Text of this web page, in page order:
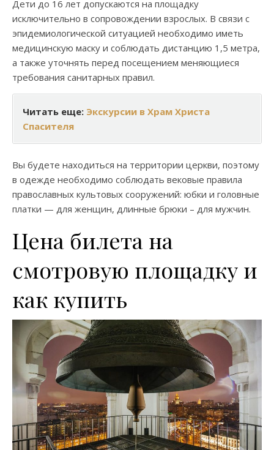
Дети до 16 лет допускаются на площадку
исключительно в сопровождении взрослых. В связи с
эпидемиологической ситуацией необходимо иметь
медицинскую маску и соблюдать дистанцию 1,5 метра,
а также уточнять перед посещением меняющиеся
требования санитарных правил.
Читать еще: Экскурсии в Храм Христа
Спасителя
Вы будете находиться на территории церкви, поэтому
в одежде необходимо соблюдать вековые правила
православных культовых сооружений: юбки и головные
платки — для женщин, длинные брюки – для мужчин.
Цена билета на
смотровую площадку и
как купить